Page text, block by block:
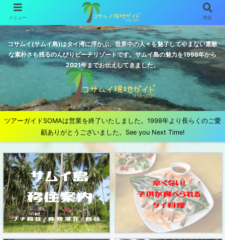
コサムイ(サムイ島)はタイ湾に浮かぶ、世界中の人々を魅了してやまない素敵
な素朴さも残るのんびりビーチリゾートです。サムイ島の魅力を1998年から
2021年までお伝えしてきました。
ツアーガイドSOMAは営業を終了いたしました。1998年より長らくのご愛
顧ありがとうございました。See you Next Time!
メニュー 検索